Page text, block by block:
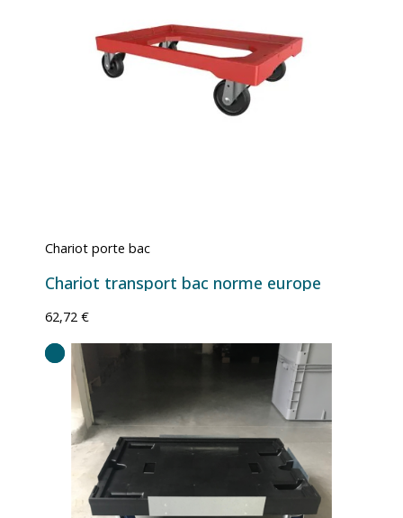
Chariot porte bac
Chariot transport bac norme europe
62,72 €